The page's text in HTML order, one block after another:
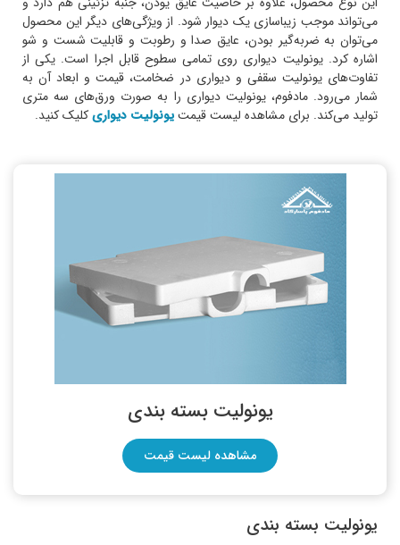
می‌تواند موجب زیباسازی یک دیوار شود. از ویژگی‌های دیگر این محصول
می‌توان به ضربه‌گیر بودن، عایق صدا و رطوبت و قابلیت شست و شو
اشاره کرد. یونولیت دیواری روی تمامی سطوح قابل اجرا است. یکی از
تفاوت‌های یونولیت سقفی و دیواری در ضخامت، قیمت و ابعاد آن به
شمار می‌رود. مادفوم، یونولیت دیواری را به صورت ورق‌های سه متری
تولید می‌کند. برای مشاهده لیست قیمتیونولیت دیواریکلیک کنید.
یونولیت بسته بندی
مشاهده لیست قیمت
یونولیت بسته بندی